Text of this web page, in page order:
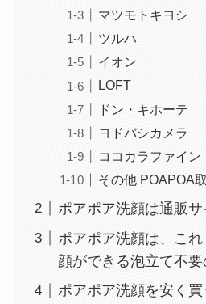
マツモトキヨシ
ツルハ
イオン
LOFT
ドン・キホーテ
ヨドバシカメラ
ココカラファイン
その他 POAPOA
ポアポア洗顔は通販
ポアポア洗顔は、こ
顔ができる泡立て不
ポアポア洗顔を安く買